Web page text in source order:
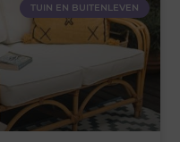
TUIN EN BUITENLEVEN